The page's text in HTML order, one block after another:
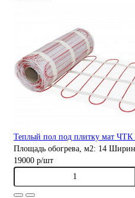
Теплый пол под плитку мат
Площадь обогрева, м2: 14
19000 р/шт